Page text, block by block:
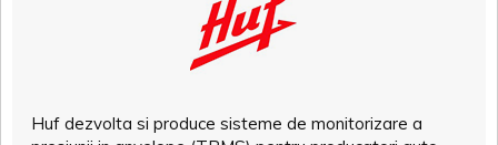
Huf dezvolta si produce sisteme de monitorizare a